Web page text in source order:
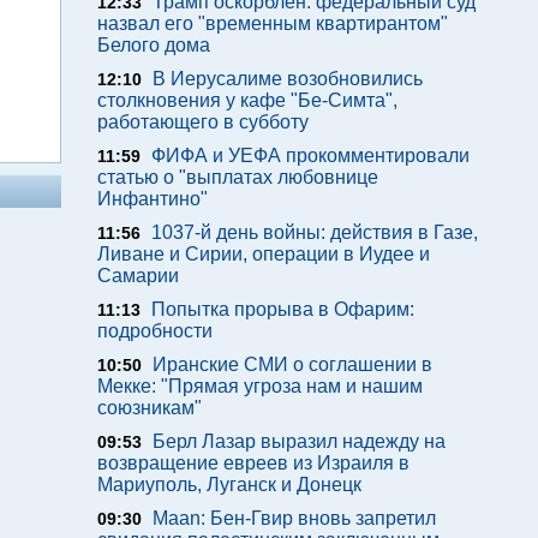
назвал его "временным квартирантом"
Белого дома
12:10
В Иерусалиме возобновились
столкновения у кафе "Бе-Симта",
работающего в субботу
11:59
ФИФА и УЕФА прокомментировали
статью о "выплатах любовнице
Инфантино"
11:56
1037-й день войны: действия в Газе,
Ливане и Сирии, операции в Иудее и
Самарии
11:13
Попытка прорыва в Офарим:
подробности
10:50
Иранские СМИ о соглашении в
Мекке: "Прямая угроза нам и нашим
союзникам"
09:53
Берл Лазар выразил надежду на
возвращение евреев из Израиля в
Мариуполь, Луганск и Донецк
09:30
Maan: Бен-Гвир вновь запретил